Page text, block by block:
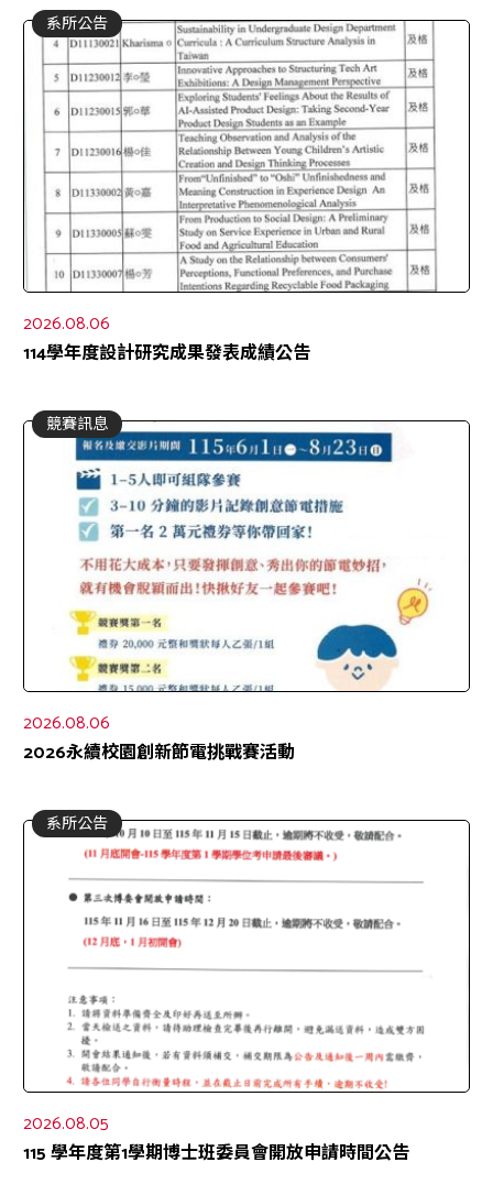
系所公告
2026.08.06
114學年度設計研究成果發表成績公告
競賽訊息
2026.08.06
2026永續校園創新節電挑戰賽活動
系所公告
2026.08.05
115 學年度第1學期博士班委員會開放申請時間公告